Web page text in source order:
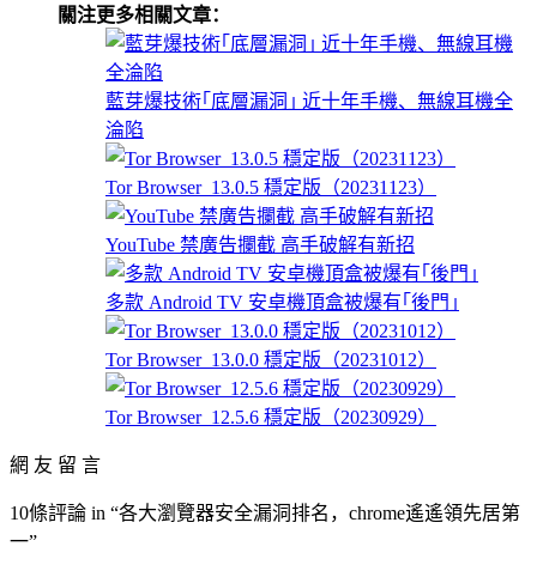
關注更多相關文章：
藍芽爆技術｢底層漏洞｣ 近十年手機、無線耳機全
淪陷
Tor Browser_13.0.5 穩定版（20231123）
YouTube 禁廣告攔截 高手破解有新招
多款 Android TV 安卓機頂盒被爆有｢後門｣
Tor Browser_13.0.0 穩定版（20231012）
Tor Browser_12.5.6 穩定版（20230929）
網 友 留 言
10條評論 in “各大瀏覽器安全漏洞排名，chrome遙遙領先居第
一”